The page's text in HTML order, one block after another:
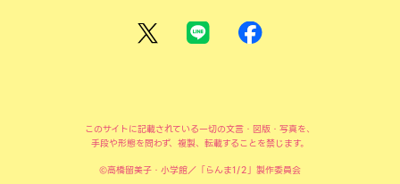
このサイトに記載されている一切の文言・図版・写真を、
手段や形態を問わず、複製、転載することを禁じます。
©高橋留美子・小学館／「らんま1/2」製作委員会